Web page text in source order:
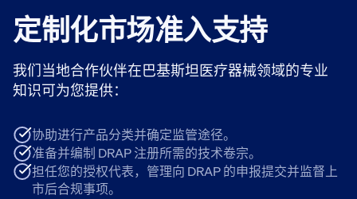
定制化市场准入支持
我们当地合作伙伴在巴基斯坦医疗器械领域的专业
知识可为您提供：
协助进行产品分类并确定监管途径。
准备并编制 DRAP 注册所需的技术卷宗。
担任您的授权代表，管理向 DRAP 的申报提交并监督上
市后合规事项。